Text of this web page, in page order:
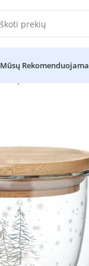
Mūsų Rekomenduojama